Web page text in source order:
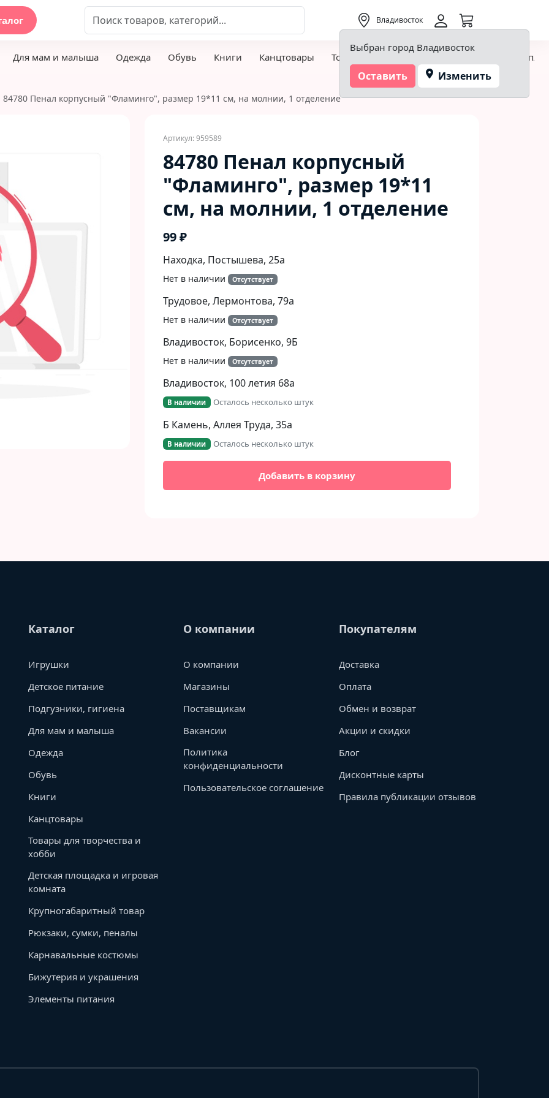
Владивосток
Выбран город Владивосток
Оставить Изменить
Для мам и малыша Одежда Обувь Книги Канцтовары Товары для творчества и хобби Детская
84780 Пенал корпусный "Фламинго", размер 19*11 см, на молнии, 1 отделение
Артикул: 959589
84780 Пенал корпусный
"Фламинго", размер 19*11
см, на молнии, 1 отделение
99 ₽
Находка, Постышева, 25а
Нет в наличии Отсутствует
Трудовое, Лермонтова, 79а
Нет в наличии Отсутствует
Владивосток, Борисенко, 9Б​
Нет в наличии Отсутствует
Владивосток, 100 летия 68а
В наличии Осталось несколько штук
Б Камень, Аллея Труда, 35а
В наличии Осталось несколько штук
Добавить в корзину
Каталог
Игрушки
Детское питание
Подгузники, гигиена
Для мам и малыша
Одежда
Обувь
Книги
Канцтовары
Товары для творчества и
хобби
Детская площадка и игровая
комната
Крупногабаритный товар
Рюкзаки, сумки, пеналы
Карнавальные костюмы
Бижутерия и украшения
Элементы питания
О компании
О компании
Магазины
Поставщикам
Вакансии
Политика
конфиденциальности
Пользовательское соглашение
Покупателям
Доставка
Оплата
Обмен и возврат
Акции и скидки
Блог
Дисконтные карты
Правила публикации отзывов